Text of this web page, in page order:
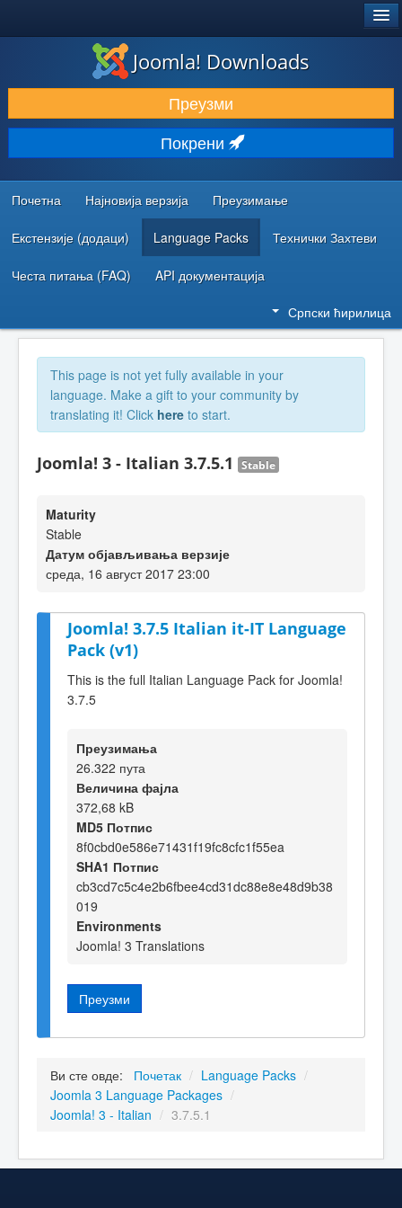
ПРЕУЗИМАЊЕ И ПРОШИРЕЊА (ЕКСТЕНЗИЈЕ)
ОТКРИЈТЕ И НАУЧИТЕ
ЗАЈЕДНИЦА И ПОДРШКА
РЕСУРСИ ЗА РАЗВОЈ
Joomla! Downloads
Преузми
Покрени
Почетна Најновија верзија Преузимање
Екстензије (додаци) Language Packs Технички Захтеви
Честа питања (FAQ) API документација
Српски ћирилица
This page is not yet fully available in your
language. Make a gift to your community by
translating it! Click here to start.
Joomla! 3 - Italian 3.7.5.1 Stable
Maturity
Stable
Датум објављивања верзије
среда, 16 август 2017 23:00
Joomla! 3.7.5 Italian it-IT Language
Pack (v1)
This is the full Italian Language Pack for Joomla!
3.7.5
Преузимања
26.322 пута
Величина фајла
372,68 kB
MD5 Потпис
8f0cbd0e586e71431f19fc8cfc1f55ea
SHA1 Потпис
cb3cd7c5c4e2b6fbee4cd31dc88e8e48d9b38
019
Environments
Joomla! 3 Translations
Преузми
Ви сте овде: Почетак / Language Packs /
Joomla 3 Language Packages /
Joomla! 3 - Italian / 3.7.5.1